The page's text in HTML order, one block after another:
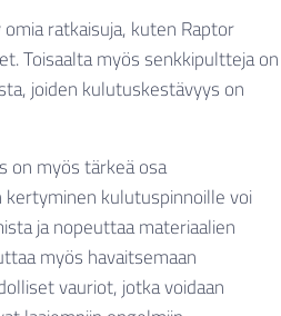
ratkaisuja, kuten Raptor
Toisaalta myös senkkipultteja on
joiden kulutuskestävyys on
on myös tärkeä osa
kulutuspinnoille voi
ja nopeuttaa materiaalien
myös havaitsemaan
vauriot, jotka voidaan